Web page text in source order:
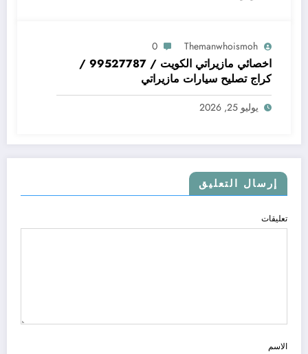
Themanwhoismoh
0
اخصائي مازيراتي الكويت / 99527787 /
كراج تصليح سيارات مازيراتي
يوليو 25, 2026
إرسال التعليق
تعليقات
الاسم